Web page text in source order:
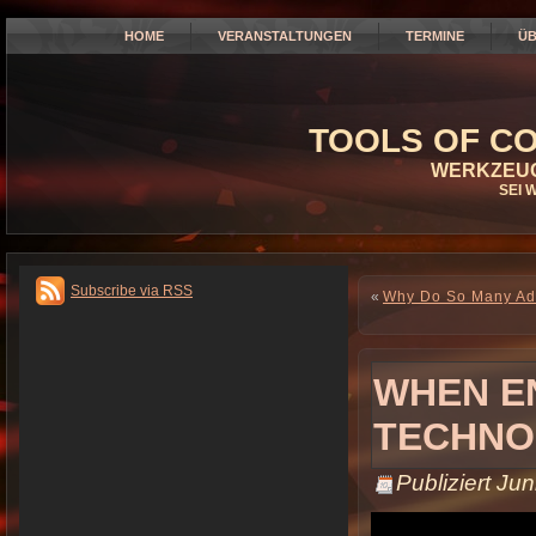
HOME VERANSTALTUNGEN TERMINE
TOOLS OF
SEI
Subscribe via RSS « Why Do So Many
WHEN
Publiziert